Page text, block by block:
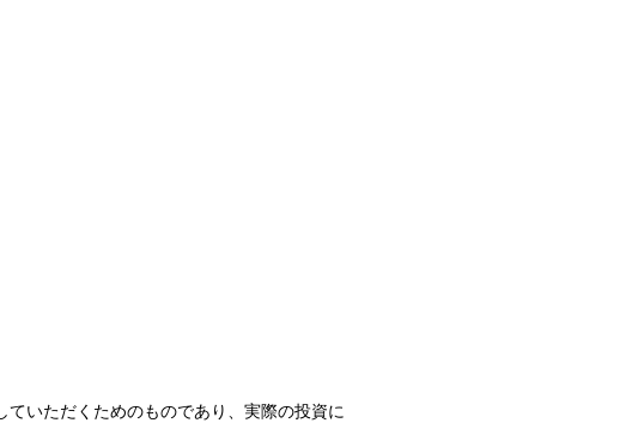
いただくためのものであり、実際の投資に